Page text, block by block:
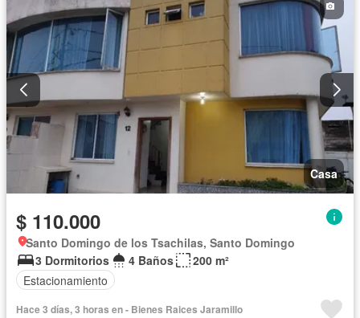
Sin amoblar
Casa
$ 110.000
Santo Domingo de los Tsachilas, Santo Domingo
3 Dormitorios
4 Baños
200 m²
Estacionamiento
Hace 3 días, 3 horas en - Bienes Raices Jaramillo